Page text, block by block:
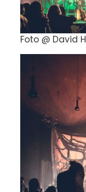
Foto @ David